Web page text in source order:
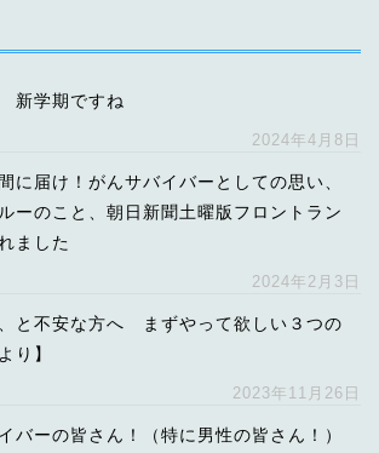
新学期ですね
2024年4月8日
に届け！がんサバイバーとしての思い、
ーのこと、朝日新聞土曜版フロントラン
ました
2024年2月3日
と不安な方へ まずやって欲しい３つの
り】
2023年11月26日
バーの皆さん！（特に男性の皆さん！）